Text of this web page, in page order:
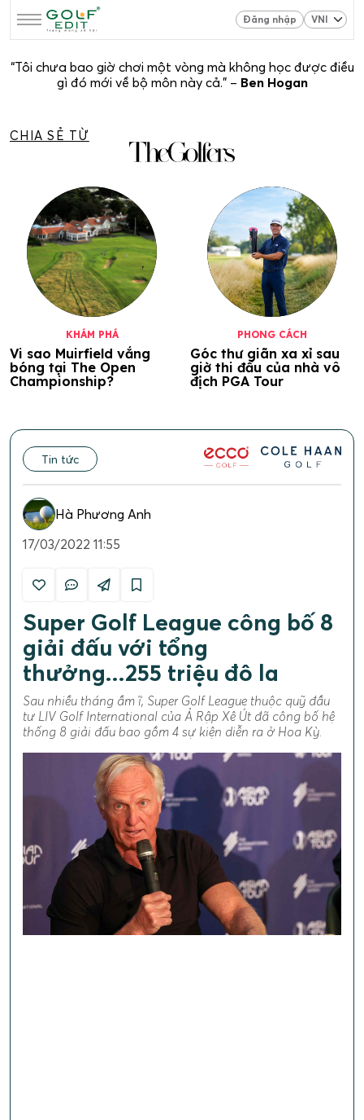
Đăng nhập
“Tôi chưa bao giờ chơi một vòng mà không học được điều
gì đó mới về bộ môn này cả.” – Ben Hogan
CHIA SẺ TỪ
KHÁM PHÁ
Vi sao Muirfield vắng
bóng tại The Open
Championship?
PHONG CÁCH
Góc thư giãn xa xỉ sau
giờ thi đấu của nhà vô
địch PGA Tour
Tin tức
Hà Phương Anh
17/03/2022 11:55
Super Golf League công bố 8
giải đấu với tổng
thưởng...255 triệu đô la
Sau nhiều tháng ầm ĩ, Super Golf League thuộc quỹ đầu
tư LIV Golf International của Ả Rập Xê Út đã công bố hệ
thống 8 giải đấu bao gồm 4 sự kiện diễn ra ở Hoa Kỳ.